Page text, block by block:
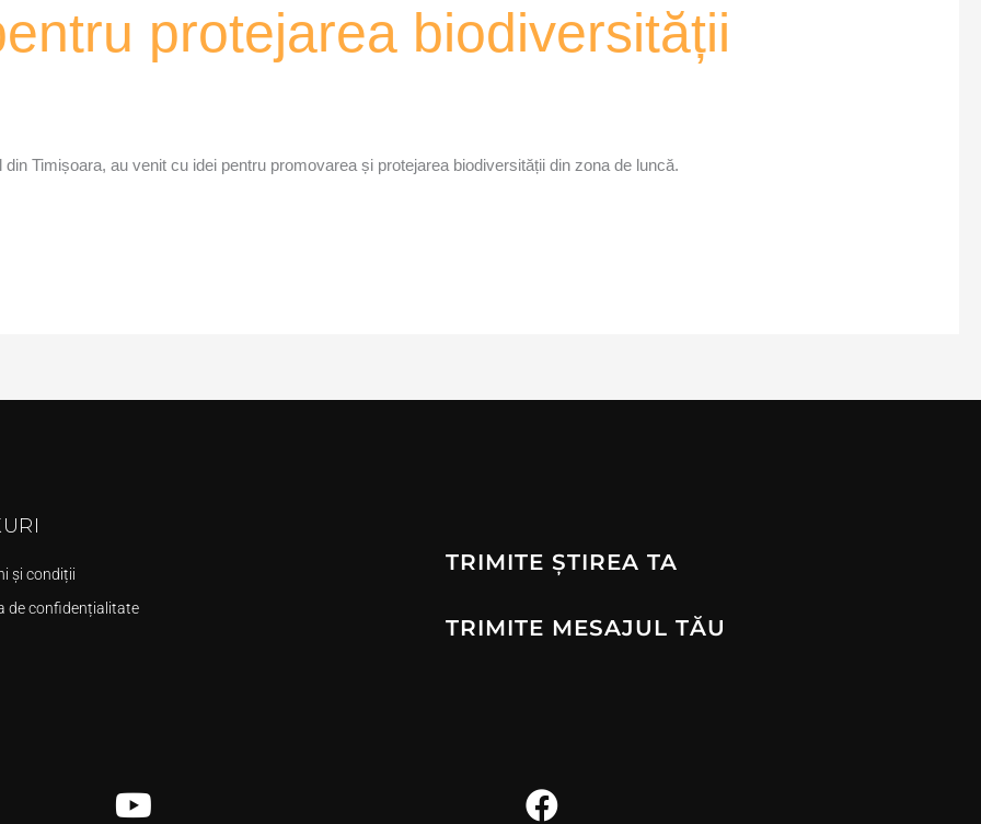
protejarea biodiversității
Timișoara, au venit cu idei pentru promovarea și protejarea biodiversității din zona de luncă.
și condiții
de confidențialitate
TRIMITE ȘTIREA TA
TRIMITE MESAJUL TĂU